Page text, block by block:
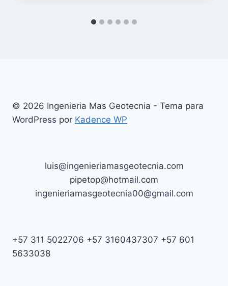
© 2026 Ingenieria Mas Geotecnia - Tema para
WordPress por Kadence WP
luis@ingenieriamasgeotecnia.com
pipetop@hotmail.com
ingenieriamasgeotecnia00@gmail.com
+57 311 5022706 +57 3160437307 +57 601
5633038